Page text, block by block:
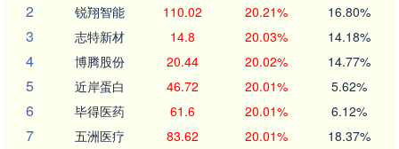
2 锐翔智能 110.02 20.21% 16.80%
3 志特新材 14.8 20.03% 14.18%
4 博腾股份 20.44 20.02% 14.77%
5 近岸蛋白 46.72 20.01% 5.62%
6 毕得医药 61.6 20.01% 6.12%
7 五洲医疗 83.62 20.01% 18.37%